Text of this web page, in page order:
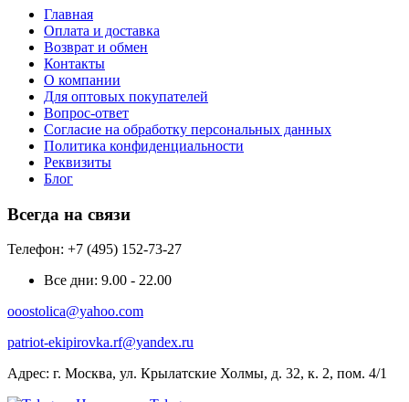
Главная
Оплата и доставка
Возврат и обмен
Контакты
О компании
Для оптовых покупателей
Вопрос-ответ
Согласие на обработку персональных данных
Политика конфиденциальности
Реквизиты
Блог
Всегда на связи
Телефон: +7 (495) 152-73-27
Все дни: 9.00 - 22.00
ooostolica@yahoo.com
patriot-ekipirovka.rf@yandex.ru
Адрес: г. Москва, ул. Крылатские Холмы, д. 32, к. 2, пом. 4/1